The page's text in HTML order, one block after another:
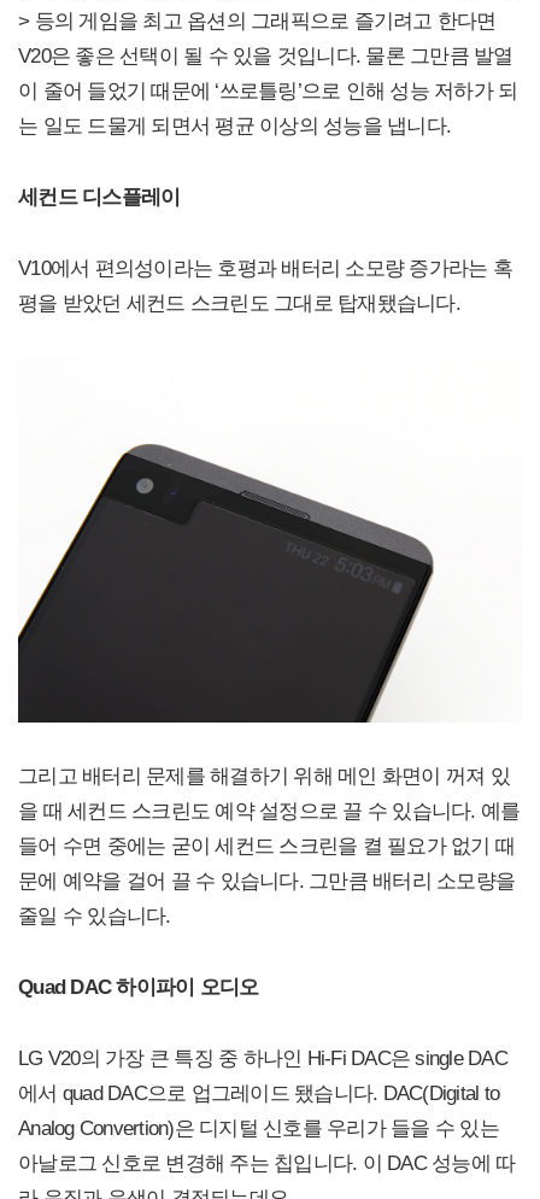
> 등의 게임을 최고 옵션의 그래픽으로 즐기려고 한다면
V20은 좋은 선택이 될 수 있을 것입니다. 물론 그만큼 발열
이 줄어 들었기 때문에 ‘쓰로틀링’으로 인해 성능 저하가 되
는 일도 드물게 되면서 평균 이상의 성능을 냅니다.
세컨드 디스플레이
V10에서 편의성이라는 호평과 배터리 소모량 증가라는 혹
평을 받았던 세컨드 스크린도 그대로 탑재됐습니다.
그리고 배터리 문제를 해결하기 위해 메인 화면이 꺼져 있
을 때 세컨드 스크린도 예약 설정으로 끌 수 있습니다. 예를
들어 수면 중에는 굳이 세컨드 스크린을 켤 필요가 없기 때
문에 예약을 걸어 끌 수 있습니다. 그만큼 배터리 소모량을
줄일 수 있습니다.
Quad DAC 하이파이 오디오
LG V20의 가장 큰 특징 중 하나인 Hi-Fi DAC은 single DAC
에서 quad DAC으로 업그레이드 됐습니다. DAC(Digital to
Analog Convertion)은 디지털 신호를 우리가 들을 수 있는
아날로그 신호로 변경해 주는 칩입니다. 이 DAC 성능에 따